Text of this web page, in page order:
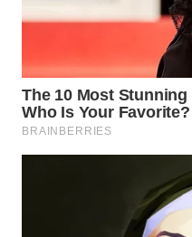
WN
LESUNG
WN
KARO